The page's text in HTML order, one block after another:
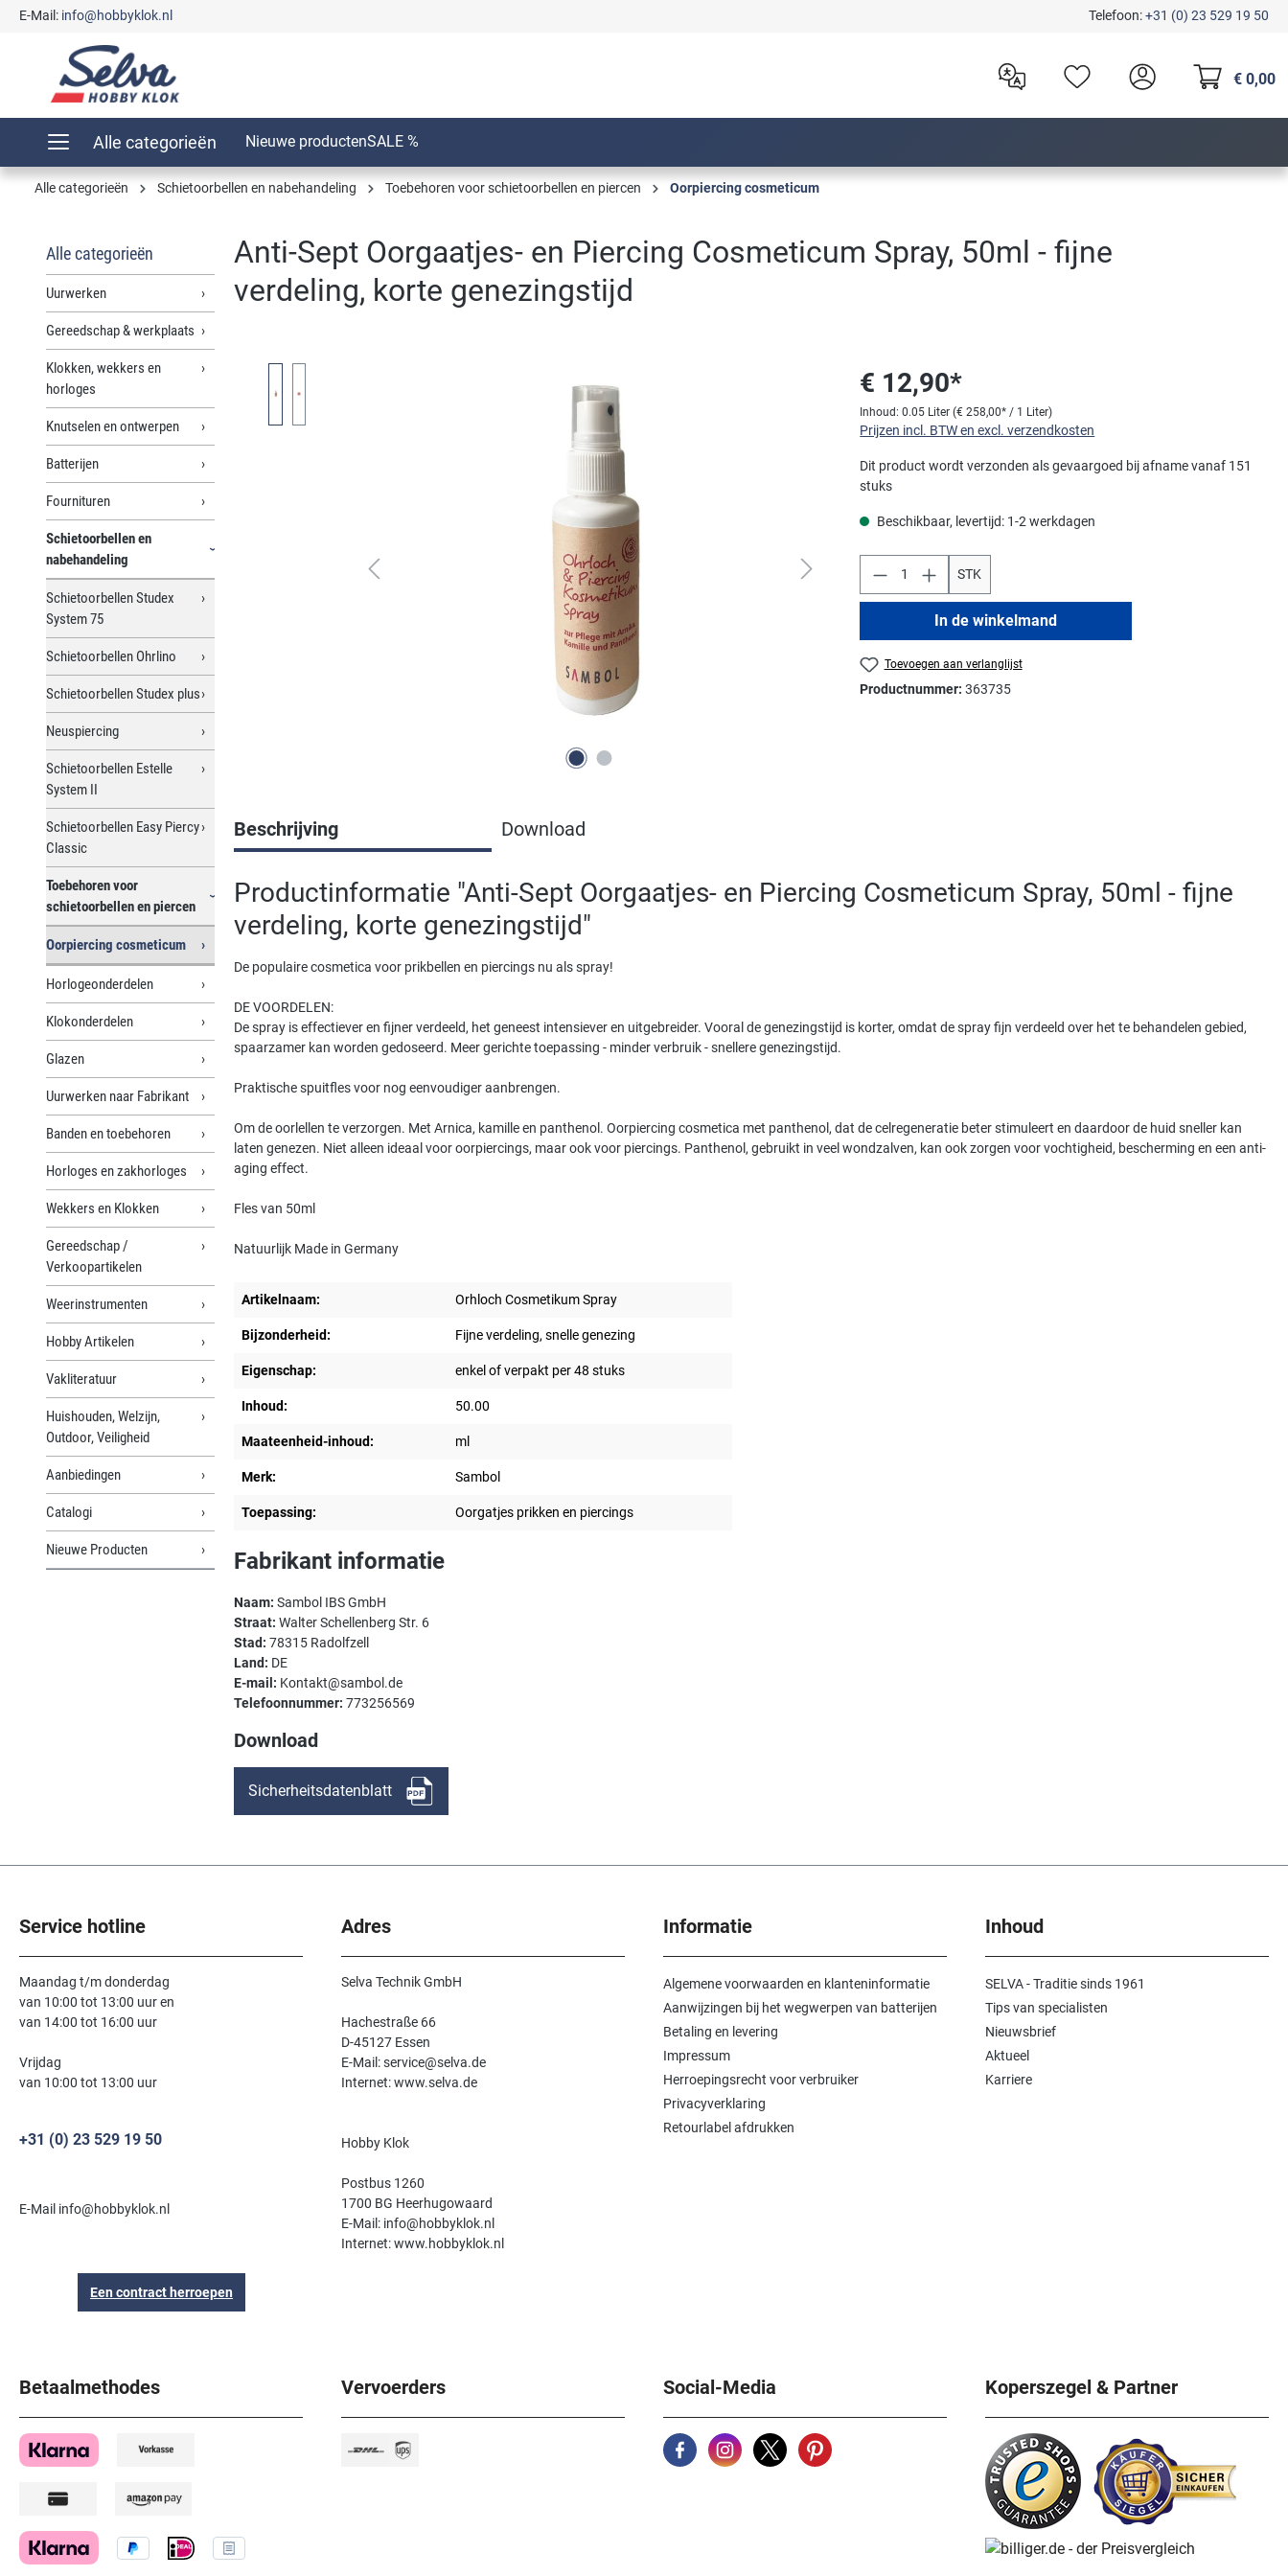
Ga naar de hoofdnavigatie
E-Mail: info@hobbyklok.nl Telefoon:+31 (0) 23 529 19 50
€ 0,00
Alle categorieën Nieuwe productenSALE %
Alle categorieën Schietoorbellen en nabehandeling Toebehoren voor schietoorbellen en piercen Oorpiercing cosmeticum
Alle categorieën
Uurwerken
Gereedschap & werkplaats
Klokken, wekkers en
horloges
Knutselen en ontwerpen
Batterijen
Fournituren
Schietoorbellen en
nabehandeling
Schietoorbellen Studex
System 75
Schietoorbellen Ohrlino
Schietoorbellen Studex plus
Neuspiercing
Schietoorbellen Estelle
System II
Schietoorbellen Easy Piercy
Classic
Toebehoren voor
schietoorbellen en piercen
Oorpiercing cosmeticum
Horlogeonderdelen
Klokonderdelen
Glazen
Uurwerken naar Fabrikant
Banden en toebehoren
Horloges en zakhorloges
Wekkers en Klokken
Gereedschap /
Verkoopartikelen
Weerinstrumenten
Hobby Artikelen
Vakliteratuur
Huishouden, Welzijn,
Outdoor, Veiligheid
Aanbiedingen
Catalogi
Nieuwe Producten
Anti-Sept Oorgaatjes- en Piercing Cosmeticum Spray, 50ml - fijne
verdeling, korte genezingstijd
€ 12,90*
Inhoud:0.05 Liter(€ 258,00* / 1 Liter)
Prijzen incl. BTW en excl. verzendkosten
Dit product wordt verzonden als gevaargoed bij afname vanaf 151
stuks
Beschikbaar, levertijd: 1-2 werkdagen
STK
In de winkelmand
Toevoegen aan verlanglijst
Productnummer:363735
Beschrijving Download
Productinformatie "Anti-Sept Oorgaatjes- en Piercing Cosmeticum Spray, 50ml - fijne
verdeling, korte genezingstijd"
De populaire cosmetica voor prikbellen en piercings nu als spray!
DE VOORDELEN:
De spray is effectiever en fijner verdeeld, het geneest intensiever en uitgebreider. Vooral de genezingstijd is korter, omdat de spray fijn verdeeld over het te behandelen gebied,
spaarzamer kan worden gedoseerd. Meer gerichte toepassing - minder verbruik - snellere genezingstijd.
Praktische spuitfles voor nog eenvoudiger aanbrengen.
Om de oorlellen te verzorgen. Met Arnica, kamille en panthenol. Oorpiercing cosmetica met panthenol, dat de celregeneratie beter stimuleert en daardoor de huid sneller kan
laten genezen. Niet alleen ideaal voor oorpiercings, maar ook voor piercings. Panthenol, gebruikt in veel wondzalven, kan ook zorgen voor vochtigheid, bescherming en een anti-
aging effect.
Fles van 50ml
Natuurlijk Made in Germany
Artikelnaam: Orhloch Cosmetikum Spray
Bijzonderheid: Fijne verdeling, snelle genezing
Eigenschap: enkel of verpakt per 48 stuks
Inhoud: 50.00
Maateenheid-inhoud: ml
Merk: Sambol
Toepassing: Oorgatjes prikken en piercings
Fabrikant informatie
Naam: Sambol IBS GmbH
Straat: Walter Schellenberg Str. 6
Stad: 78315 Radolfzell
Land: DE
E-mail: Kontakt@sambol.de
Telefoonnummer: 773256569
Download
Sicherheitsdatenblatt
Service hotline
Maandag t/m donderdag
van 10:00 tot 13:00 uur en
van 14:00 tot 16:00 uur
Vrijdag
van 10:00 tot 13:00 uur
+31 (0) 23 529 19 50
E-Mail info@hobbyklok.nl
Een contract herroepen
Adres
Selva Technik GmbH
Hachestraße 66
D-45127 Essen
E-Mail: service@selva.de
Internet: www.selva.de
Hobby Klok
Postbus 1260
1700 BG Heerhugowaard
E-Mail: info@hobbyklok.nl
Internet: www.hobbyklok.nl
Informatie
Algemene voorwaarden en klanteninformatie
Aanwijzingen bij het wegwerpen van batterijen
Betaling en levering
Impressum
Herroepingsrecht voor verbruiker
Privacyverklaring
Retourlabel afdrukken
Inhoud
SELVA - Traditie sinds 1961
Tips van specialisten
Nieuwsbrief
Aktueel
Karriere
Betaalmethodes Vervoerders Social-Media Koperszegel & Partner